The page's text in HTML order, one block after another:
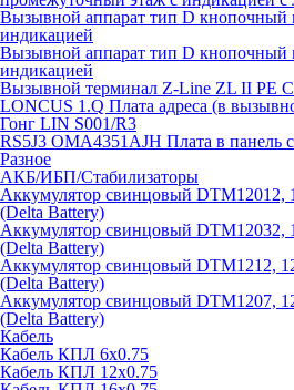
Вызывной аппарат тип D кнопочный
индикацией
Вызывной аппарат тип D кнопочный
индикацией
Вызывной терминал Z-Line ZL II PE
LONCUS 1.Q Плата адреса (в
Гонг LIN S001/R3
RS5J3 OMA4351AJH Плата в панель
Разное
АКБ/ИБП/Стабилизаторы
Аккумулятор свинцовый DTM12012,
(Delta Battery)
Аккумулятор свинцовый DTM12032,
(Delta Battery)
Аккумулятор свинцовый DTM1212,
(Delta Battery)
Аккумулятор свинцовый DTM1207,
(Delta Battery)
Кабель
Кабель КПЛ 6х0.75
Кабель КПЛ 12х0.75